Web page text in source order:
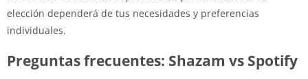
elección dependerá de tus necesidades y preferencias
individuales.
Preguntas frecuentes: Shazam vs Spotify